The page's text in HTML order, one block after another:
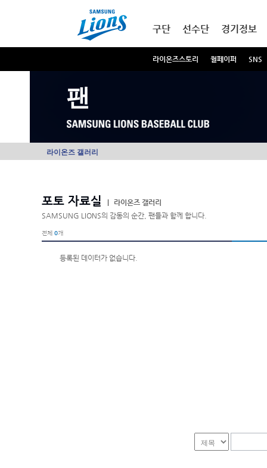
구단 선수단 경기정보
라이온즈스토리 월페이퍼 SNS
팬
라이온즈 갤러리
포토 자료실
라이온즈 갤러리
SAMSUNG LIONS의 감동의 순간, 팬들과 함께 합니다.
전체 0개
등록된 데이터가 없습니다.